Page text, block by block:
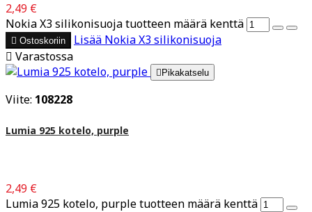
2,49 €
Nokia X3 silikonisuoja tuotteen määrä kenttä
 Ostoskoriin Lisää Nokia X3 silikonisuoja
 Varastossa
 Pikakatselu
Viite: 108228
Lumia 925 kotelo, purple
2,49 €
Lumia 925 kotelo, purple tuotteen määrä kenttä